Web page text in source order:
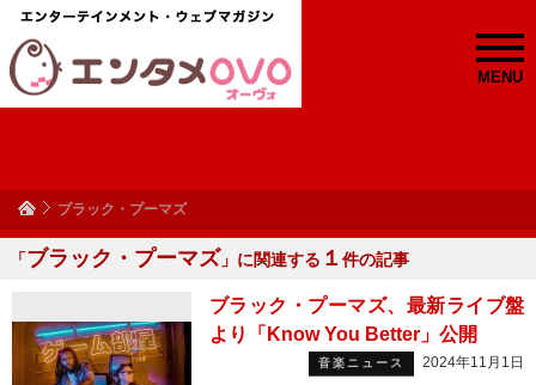
MENU
ブラック・プーマズ
「ブラック・プーマズ 」に関連する １ 件の記事
ブラック・プーマズ、最新ライブ盤
より「Know You Better」公開
音楽ニュース 2024年11月1日